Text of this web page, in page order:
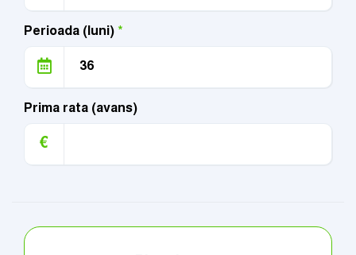
Perioada (luni) *
Prima rata (avans)
€